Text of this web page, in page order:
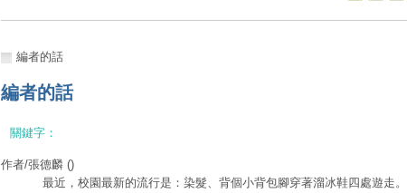
編者的話
編者的話
關鍵字：
作者/張德麟 ()
最近，校園最新的流行是：染髮、背個小背包腳穿著溜冰鞋四處遊走。